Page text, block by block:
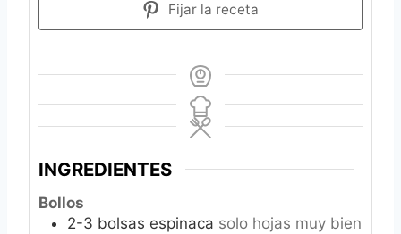
Fijar la receta
INGREDIENTES
Bollos
2-3 bolsas espinaca solo hojas muy bien